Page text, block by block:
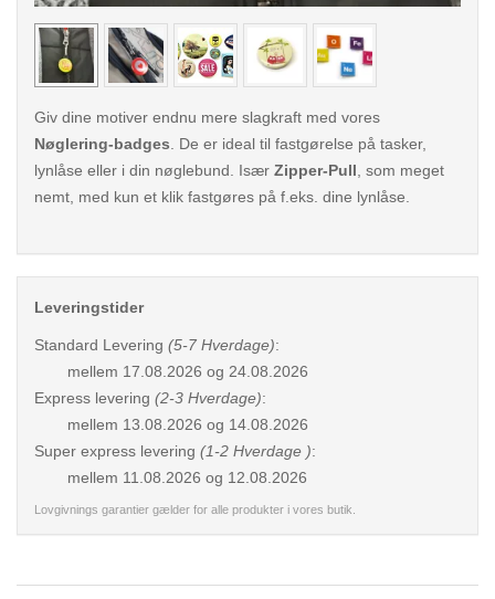
< /picture>
Giv dine motiver endnu mere slagkraft med vores
Nøglering-badges . De er ideal til fastgørelse på tasker,
lynlåse eller i din nøglebund. Især Zipper-Pull , som meget
nemt, med kun et klik fastgøres på f.eks. dine lynlåse.
Leveringstider
Standard Levering (5-7 Hverdage):
mellem 17.08.2026 og 24.08.2026
Express levering (2-3 Hverdage):
mellem 13.08.2026 og 14.08.2026
Super express levering (1-2 Hverdage ):
mellem 11.08.2026 og 12.08.2026
Lovgivnings garantier gælder for alle produkter i vores butik.